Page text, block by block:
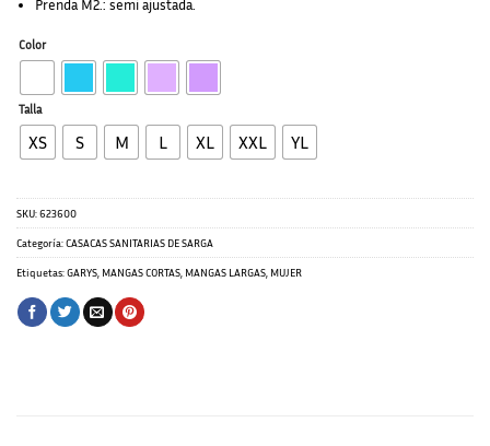
Prenda M2.: semi ajustada.
Color
Talla
XS S M L XL XXL YL
SKU:623600
Categoría:CASACAS SANITARIAS DE SARGA
Etiquetas:GARYS MANGAS CORTAS MANGAS LARGAS MUJER